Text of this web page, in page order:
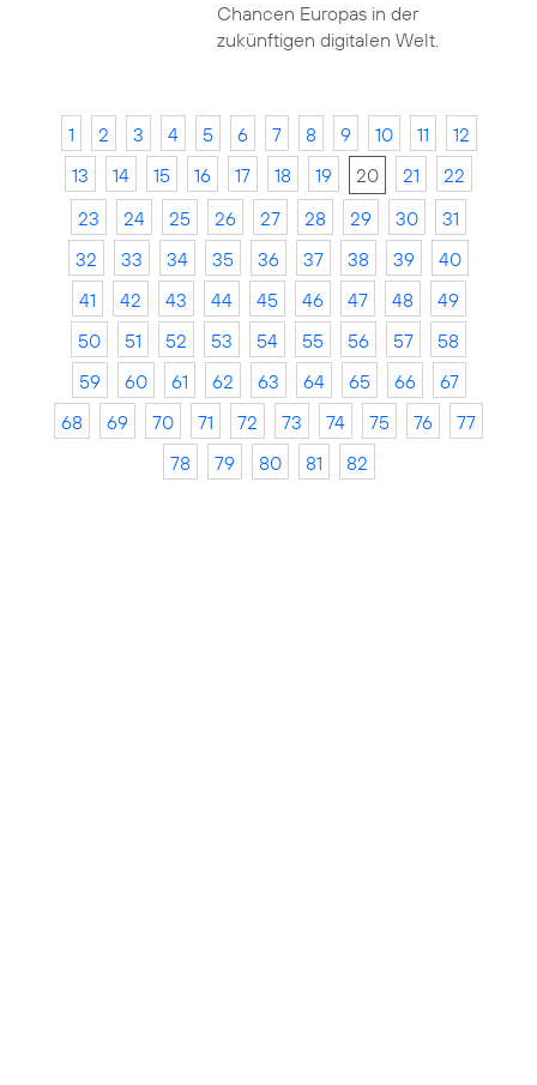
Chancen Europas in der
zukünftigen digitalen Welt.
1 2 3 4 5 6 7 8 9 10 11
12
13
14 15 16 17 18 19 20 21
22
23
24 25 26 27 28 29 30
31
32
33 34 35 36 37 38 39
40
41
42 43 44 45 46 47 48
49
50
51 52 53 54 55 56 57
58
59
60 61 62 63 64 65 66
67
68
69 70 71 72 73 74 75 76
77
78
79 80 81 82